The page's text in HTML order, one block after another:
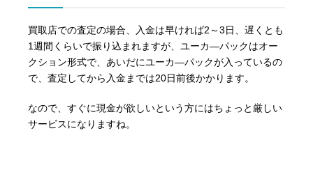
買取店での査定の場合、入金は早ければ2～3日、遅くとも
1週間くらいで振り込まれますが、ユーカ―パックはオー
クション形式で、あいだにユーカ―パックが入っているの
で、査定してから入金までは20日前後かかります。
なので、すぐに現金が欲しいという方にはちょっと厳しい
サービスになりますね。